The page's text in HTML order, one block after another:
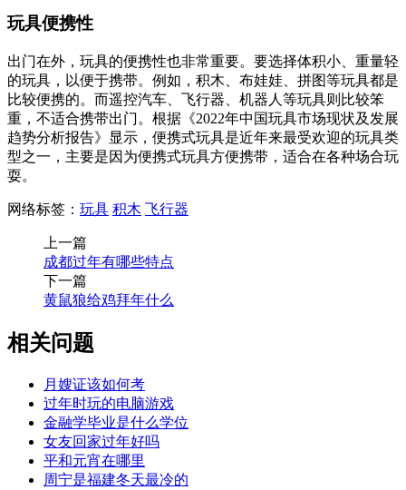
玩具便携性
出门在外，玩具的便携性也非常重要。要选择体积小、重量轻
的玩具，以便于携带。例如，积木、布娃娃、拼图等玩具都是
比较便携的。而遥控汽车、飞行器、机器人等玩具则比较笨
重，不适合携带出门。根据《2022年中国玩具市场现状及发展
趋势分析报告》显示，便携式玩具是近年来最受欢迎的玩具类
型之一，主要是因为便携式玩具方便携带，适合在各种场合玩
耍。
网络标签： 玩具 积木 飞行器
上一篇
成都过年有哪些特点
下一篇
黄鼠狼给鸡拜年什么
相关问题
月嫂证该如何考
过年时玩的电脑游戏
金融学毕业是什么学位
女友回家过年好吗
平和元宵在哪里
周宁是福建冬天最冷的